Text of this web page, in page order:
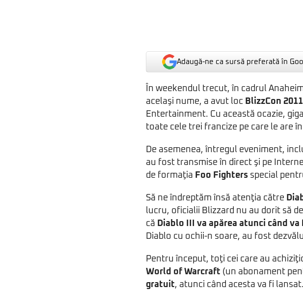
Adaugă-ne ca sursă preferată în
În weekendul trecut, în cadrul
acelaşi nume, a avut loc BlizzCon 2011
Entertainment. Cu această ocazie,
toate cele trei francize pe care le are
De asemenea, întregul eveniment,
au fost transmise în direct şi pe
de formaţia Foo Fighters special
Să ne îndreptăm însă atenţia către
lucru, oficialii Blizzard nu au dorit să
că Diablo III va apărea atunci când va
Diablo cu ochii-n soare, au fost
Pentru început, toţi cei care au
World of Warcraft (un abonament
gratuit, atunci când acesta va fi lansat.